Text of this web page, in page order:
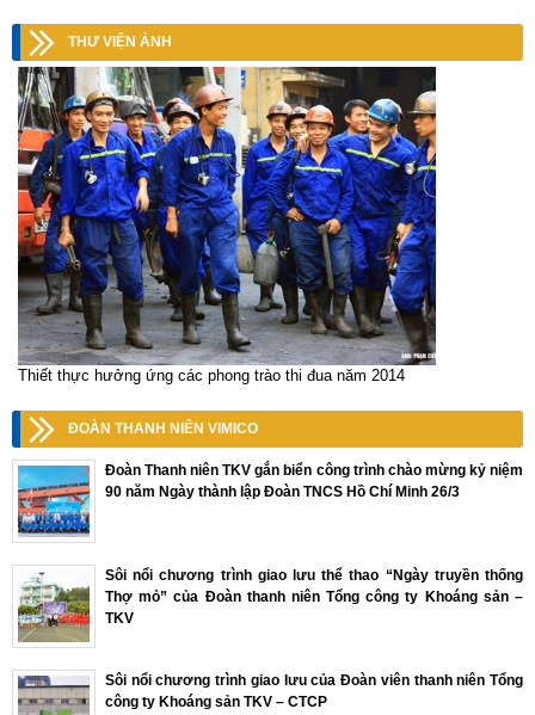
THƯ VIỆN ẢNH
Thiết thực hưởng ứng các phong trào thi đua năm 2014
ĐOÀN THANH NIÊN VIMICO
Đoàn Thanh niên TKV gắn biển công trình chào mừng kỷ niệm
90 năm Ngày thành lập Đoàn TNCS Hồ Chí Minh 26/3
Sôi nổi chương trình giao lưu thể thao “Ngày truyền thống
Thợ mỏ” của Đoàn thanh niên Tổng công ty Khoáng sản –
TKV
Sôi nổi chương trình giao lưu của Đoàn viên thanh niên Tổng
công ty Khoáng sản TKV – CTCP